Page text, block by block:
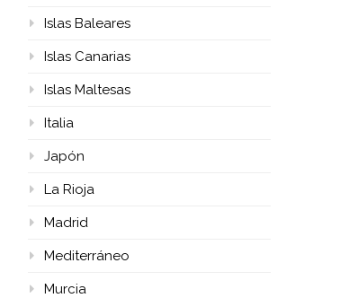
Islas Baleares
Islas Canarias
Islas Maltesas
Italia
Japón
La Rioja
Madrid
Mediterráneo
Murcia